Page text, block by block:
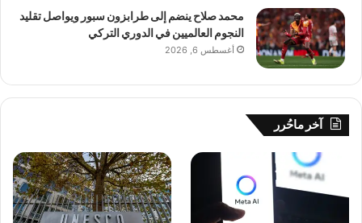
محمد صلاح ينضم إلى طرابزون سبور ويواصل تقليد
النجوم العالميين في الدوري التركي
أغسطس 6, 2026
آخر ماحُرر